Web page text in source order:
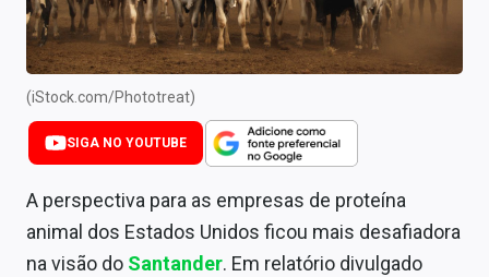
Central de Dividendos
Central de Fundos Imobiliários
Central dos IPOs
Renda Fixa
Finanças Pessoais
Mercados
(iStock.com/Phototreat)
SIGA NO YOUTUBE
A perspectiva para as empresas de proteína
animal dos Estados Unidos ficou mais desafiadora
na visão do Santander. Em relatório divulgado